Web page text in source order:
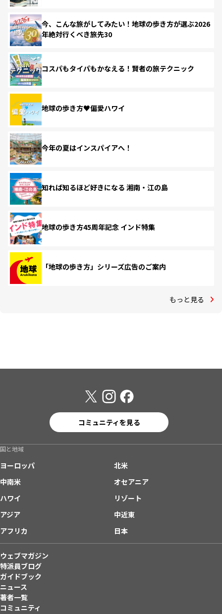
今、こんな旅がしてみたい！地球の歩き方が選ぶ2026
年絶対行くべき旅先30
コスパもタイパもかなえる！賢者の旅テクニック
地球の歩き方♥偏愛ハワイ
今年の夏はインスパイアへ！
知れば知るほど好きになる 湘南・江の島
地球の歩き方45周年記念 インド特集
「地球の歩き方」シリーズ広告のご案内
もっと見る
コミュニティを見る
国と地域
ヨーロッパ
北米
中南米
オセアニア
ハワイ
リゾート
アジア
中近東
アフリカ
日本
ウェブマガジン
特派員ブログ
ガイドブック
ニュース
著者一覧
コミュニティ